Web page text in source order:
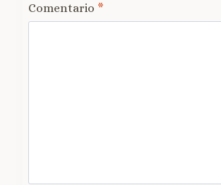
Comentario *